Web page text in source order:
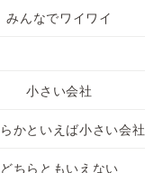
みんなでワイワイ
小さい会社
かといえば小さい会社
どちらともいえない